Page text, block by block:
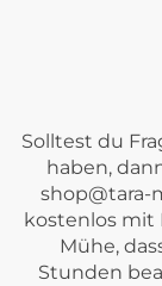
Solltest du
haben,
shop@tara-
kostenlos mit
Mühe,
Stunden